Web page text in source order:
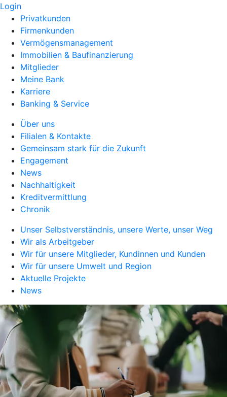
Login
Privatkunden
Firmenkunden
Vermögensmanagement
Immobilien & Baufinanzierung
Mitglieder
Meine Bank
Karriere
Banking & Service
Über uns
Filialen & Kontakte
Gemeinsam stark für die Zukunft
Engagement
News
Nachhaltigkeit
Kreditvermittlung
Chronik
Unser Selbstverständnis, unsere Werte, unser Weg
Wir als Arbeitgeber
Wir für unsere Mitglieder, Kundinnen und Kunden
Wir für unsere Umwelt und Region
Aktuelle Projekte
News